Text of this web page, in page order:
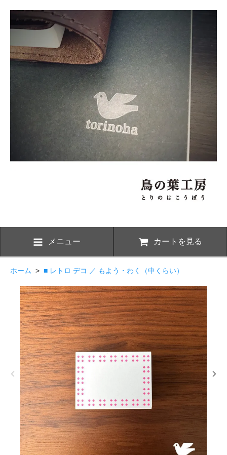
メニュー カートを見る
ホーム > ■ レトロ デコ ／ もよう・わく（中くらい）